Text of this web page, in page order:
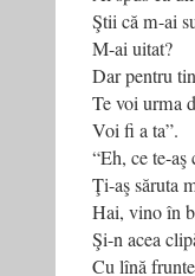
Ştii că m-ai
M-ai uitat?
Dar pentru
Te voi urma
Voi fi a ta”.
“Eh, ce te-aş
Ţi-aş săruta
Hai, vino în
Şi-n acea
Cu lînă